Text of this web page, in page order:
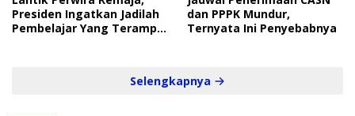
Presiden Ingatkan Jadilah
Pembelajar Yang Terampil
dan PPPK Mundur,
Ternyata Ini Penyebabnya
Selengkapnya